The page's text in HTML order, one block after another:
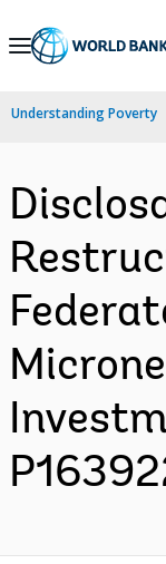
Skip
Navigation
Understanding Poverty